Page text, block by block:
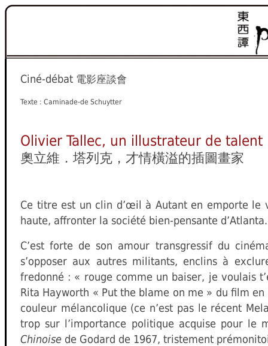
Ciné-débat 電影座談會
Texte : Caminade-de Schuytter
Olivier Tallec, un illustrateur de talent
奧立維．塔列克，才情橫溢的插圖畫家
Ce titre est un clin d’œil à Autant en emporte le
haute, affronter la société bien-pensante d’Atlanta.
C’est forte de son amour transgressif du
s’opposer aux autres militants, enclins à
fredonné : « rouge comme un baiser, je voulais
Rita Hayworth « Put the blame on me » du film
couleur mélancolique (ce n’est pas le récent
trop sur l’importance politique acquise pour
Chinoise de Godard de 1967, tristement